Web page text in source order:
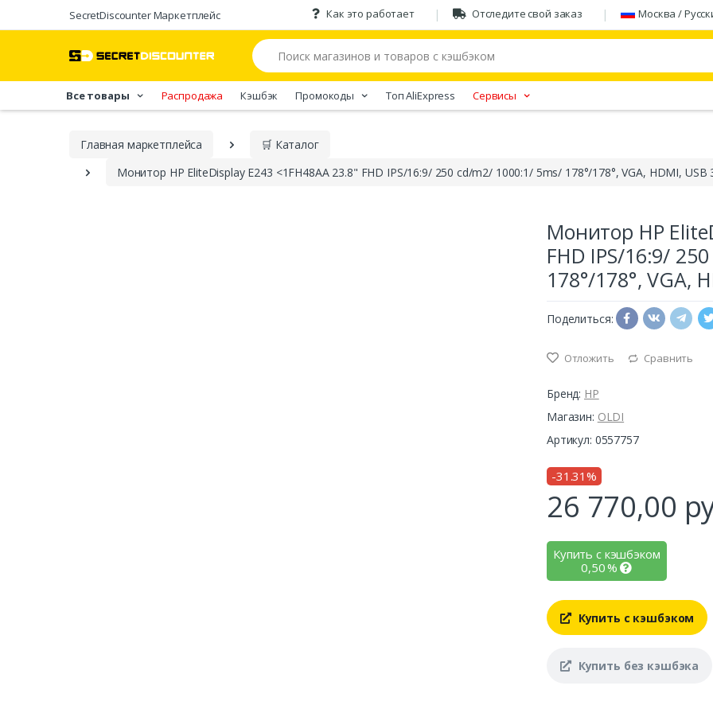
SecretDiscounter Маркетплейс Как это работает Отследите свой заказ Москва /
Все товары Распродажа Кэшбэк Промокоды Tоп AliExpress Сервисы
Главная марĸетплейса
🛒 Каталог
Монитор HP EliteDisplay E243 <1FH48AA 23.8" FHD IPS/16:9/ 250 cd/m2/ 1000:1/ 5ms/ 178°/178°, VGA, HDMI, USB
Монитор HP
FHD IPS/16:9/
178°/178°, VGA,
Поделиться:
Отложить Сравнить
Бренд: HP
Магазин: OLDI
Артикул: 0557757
-31.31%
26 770,00
Купить с кэшбэком
0,50%
Купить с кэшбэком
Купить без кэшбэка